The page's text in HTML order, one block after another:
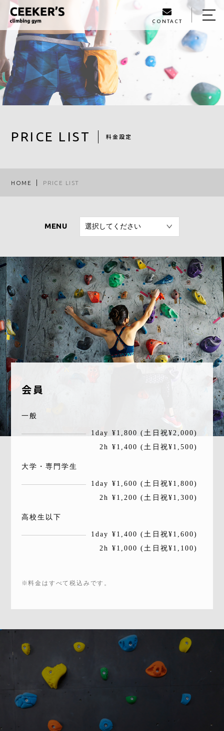
CONTACT
PRICE LIST 料金設定
HOME PRICE LIST
会員
一般
1day ¥1,800 (土日祝¥2,000)
2h ¥1,400 (土日祝¥1,500)
大学・専門学生
1day ¥1,600 (土日祝¥1,800)
2h ¥1,200 (土日祝¥1,300)
高校生以下
1day ¥1,400 (土日祝¥1,600)
2h ¥1,000 (土日祝¥1,100)
※料金はすべて税込みです。
HOME
ABOUT US
PRICE LIST
ROUTE
050-6869-7398
CONTACT